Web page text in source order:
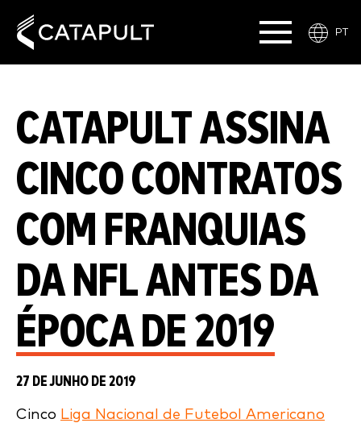
PT
CATAPULT ASSINA
CINCO CONTRATOS
COM FRANQUIAS
DA NFL ANTES DA
ÉPOCA DE 2019
27 DE JUNHO DE 2019
Cinco Liga Nacional de Futebol Americano